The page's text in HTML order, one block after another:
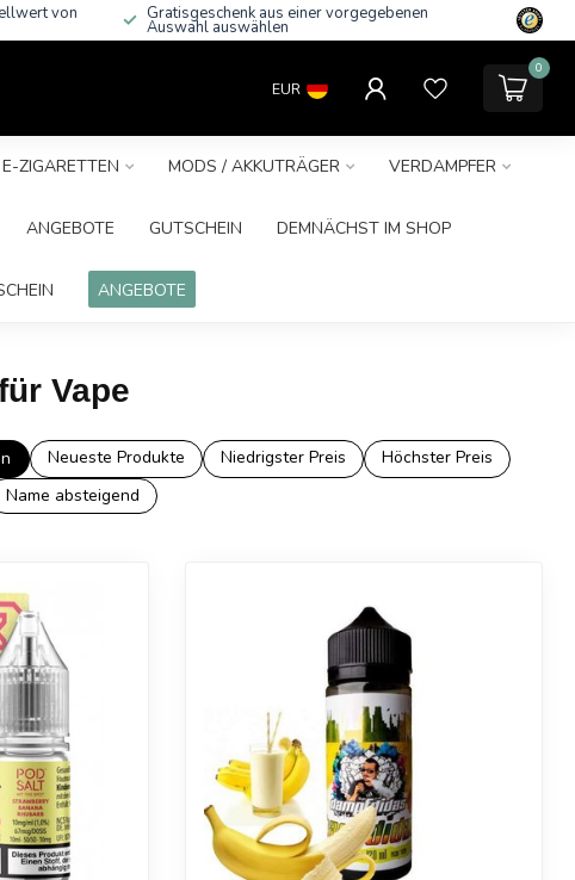
von Gratisgeschenk aus einer vorgegebenen
Auswahl auswählen
EUR
0
E-ZIGARETTEN MODS / AKKUTRÄGER VERDAMPFER
ANGEBOTE GUTSCHEIN DEMNÄCHST IM SHOP
ANGEBOTE
Vape
Neueste Produkte Niedrigster Preis
Höchster Preis
Name absteigend